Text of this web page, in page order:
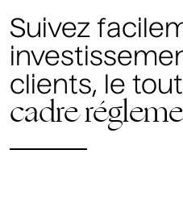
Suivez
clients, le
cadre